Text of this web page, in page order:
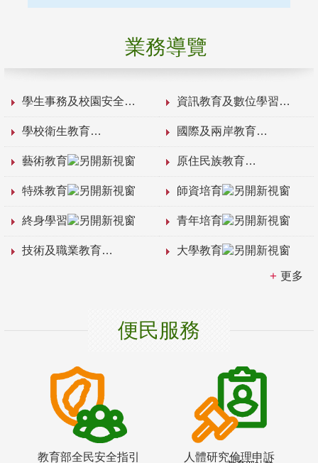
業務導覽
學生事務及校園安全 資訊教育及數位學習
學校衛生教育 國際及兩岸教育
藝術教育 原住民族教育
特殊教育 師資培育
終身學習 青年培育
技術及職業教育 大學教育
更多
便民服務
教育部全民安全指引
人體研究倫理申訴